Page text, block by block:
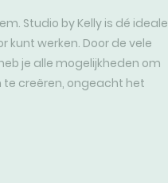
Studio by Kelly is dé ideale
werken. Door de vele
je alle mogelijkheden om
creëren, ongeacht het